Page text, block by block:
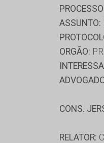
ASSUNTO:
ORGÃO:
CONS.
RELATOR: